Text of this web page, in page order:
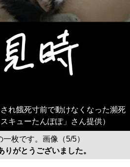
れ餓死寸前で動けなくなった瀕死
キューたんぽぽ」さん提供）
一枚です。画像（5/5）
りがとうございました。